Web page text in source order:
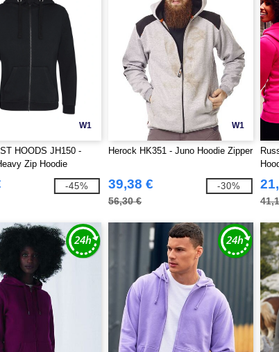
W1
HOODS JH150 -
Zip Hoodie
-45%
W1
Herock HK351 - Juno Hoodie Zipper
39,38 €
56,30 €
-30%